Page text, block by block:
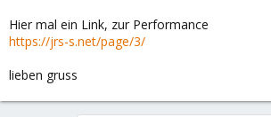
Hier mal ein Link, zur Performance
https://jrs-s.net/page/3/
lieben gruss